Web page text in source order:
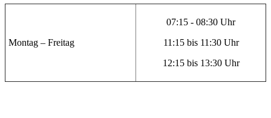
Montag – Freitag
07:15 - 08:30 Uhr
11:15 bis 11:30 Uhr
12:15 bis 13:30 Uhr